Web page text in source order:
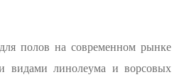
полов на современном рынке
видами линолеума и ворсовых